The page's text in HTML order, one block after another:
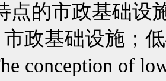
点的市政基础设
政基础设施；
conception of